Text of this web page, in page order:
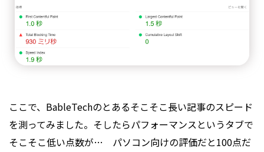
ここで、BableTechのとあるそこそこ長い記事のスピード
を測ってみました。そしたらパフォーマンスというタブで
そこそこ低い点数が… パソコン向けの評価だと100点だ